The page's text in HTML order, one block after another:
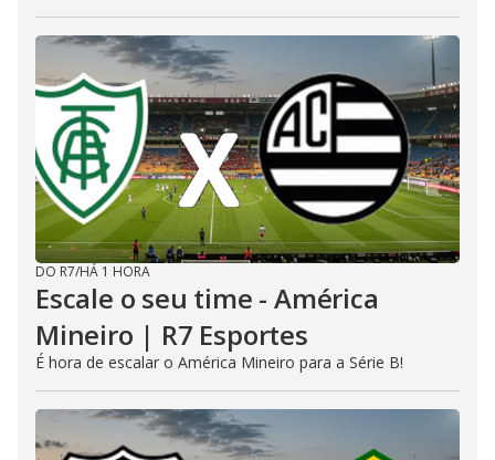
DO R7/HÁ 1 HORA
Escale o seu time - América
Mineiro | R7 Esportes
É hora de escalar o América Mineiro para a Série B!